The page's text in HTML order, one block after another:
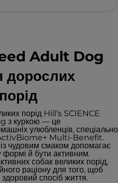
Adult Dog
дорослих
порід Hill’s SCIENCE
з куркою — це
улюбленців, спеціально
ActivBiome+ Multi-Benefit.
чудовим смаком допомагає
й бути активним.
собак великих порід,
раціону для того, щоб
спосіб життя.